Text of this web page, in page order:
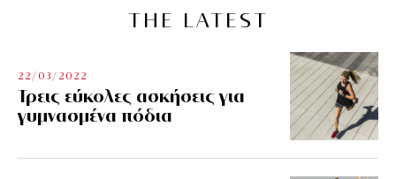
THE LATEST
22/03/2022
Τρεις εύκολες ασκήσεις για
γυμνασμένα πόδια